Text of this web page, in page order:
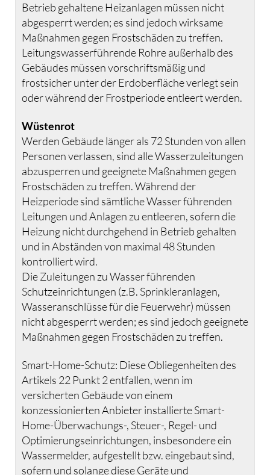
Betrieb gehaltene Heizanlagen müssen nicht
abgesperrt werden; es sind jedoch wirksame
Maßnahmen gegen Frostschäden zu treffen.
Leitungswasserführende Rohre außerhalb des
Gebäudes müssen vorschriftsmäßig und
frostsicher unter der Erdoberfläche verlegt sein
oder während der Frostperiode entleert werden.
Wüstenrot
Werden Gebäude länger als 72 Stunden von allen
Personen verlassen, sind alle Wasserzuleitungen
abzusperren und geeignete Maßnahmen gegen
Frostschäden zu treffen. Während der
Heizperiode sind sämtliche Wasser führenden
Leitungen und Anlagen zu entleeren, sofern die
Heizung nicht durchgehend in Betrieb gehalten
und in Abständen von maximal 48 Stunden
kontrolliert wird.
Die Zuleitungen zu Wasser führenden
Schutzeinrichtungen (z.B. Sprinkleranlagen,
Wasseranschlüsse für die Feuerwehr) müssen
nicht abgesperrt werden; es sind jedoch geeignete
Maßnahmen gegen Frostschäden zu treffen.
Smart-Home-Schutz: Diese Obliegenheiten des
Artikels 22 Punkt 2 entfallen, wenn im
versicherten Gebäude von einem
konzessionierten Anbieter installierte Smart-
Home-Überwachungs-, Steuer-, Regel- und
Optimierungseinrichtungen, insbesondere ein
Wassermelder, aufgestellt bzw. eingebaut sind,
sofern und solange diese Geräte und